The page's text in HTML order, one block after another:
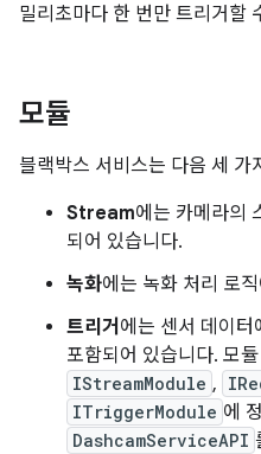
밀리초마다 한 번만 트리거할
모듈
블랙박스 서비스는 다음 세 가
Stream에는 카메라의
되어 있습니다.
녹화에는 녹화 처리 로
트리거 에는 센서 데이터
포함되어 있습니다. 모
IStreamModule ,
ITriggerModule 에
DashcamServiceAPI